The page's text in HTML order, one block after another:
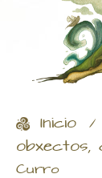
Inicio /
obxectos,
Curro